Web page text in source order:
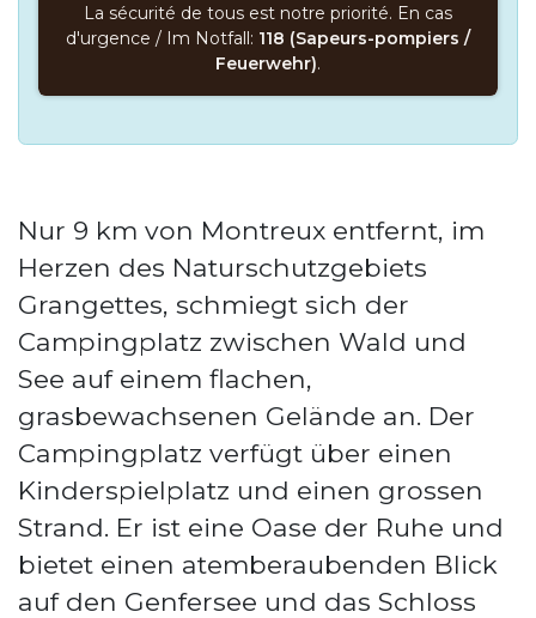
La sécurité de tous est notre priorité. En cas
d'urgence / Im Notfall: 118 (Sapeurs-pompiers /
Feuerwehr).
Nur 9 km von Montreux entfernt, im
Herzen des Naturschutzgebiets
Grangettes, schmiegt sich der
Campingplatz zwischen Wald und
See auf einem flachen,
grasbewachsenen Gelände an. Der
Campingplatz verfügt über einen
Kinderspielplatz und einen grossen
Strand. Er ist eine Oase der Ruhe und
bietet einen atemberaubenden Blick
auf den Genfersee und das Schloss